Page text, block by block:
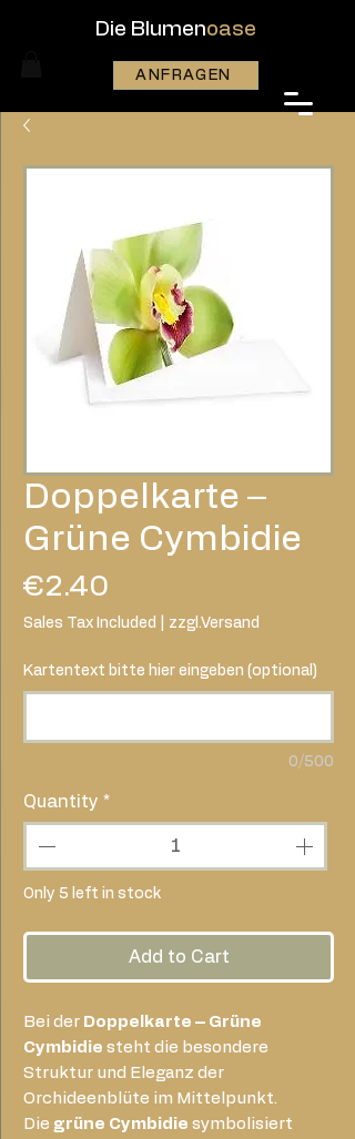
Die Blumenoase
ANFRAGEN
Doppelkarte –
Grüne Cymbidie
€2.40
Sales Tax Included zzgl.Versand
Kartentext bitte hier eingeben (optional)
0/500
Quantity *
Only 5 left in stock
Add to Cart
Bei der Doppelkarte – Grüne
Cymbidie steht die besondere
Struktur und Eleganz der
Orchideenblüte im Mittelpunkt.
Die grüne Cymbidie symbolisiert